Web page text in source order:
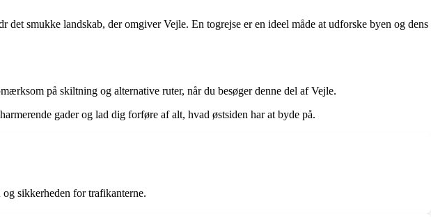
smukke landskab, der omgiver Vejle. En togrejse er en ideel måde at udforske byen og dens
på skiltning og alternative ruter, når du besøger denne del af Vejle.
gader og lad dig forføre af alt, hvad østsiden har at byde på.
sikkerheden for trafikanterne.